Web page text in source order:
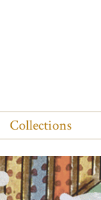
Collections